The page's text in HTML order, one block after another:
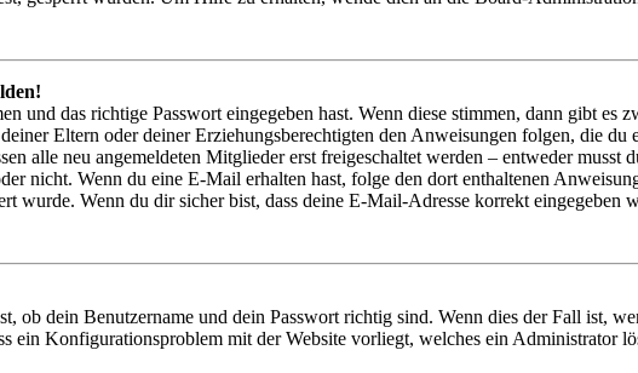
und das richtige Passwort eingegeben hast. Wenn diese stimmen, dann gibt es
Eltern oder deiner Erziehungsberechtigten den Anweisungen folgen, die
alle neu angemeldeten Mitglieder erst freigeschaltet werden – entweder musst
nicht. Wenn du eine E-Mail erhalten hast, folge den dort enthaltenen
wurde. Wenn du dir sicher bist, dass deine E-Mail-Adresse korrekt eingegeben
ob dein Benutzername und dein Passwort richtig sind. Wenn dies der Fall ist,
ein Konfigurationsproblem mit der Website vorliegt, welches ein Administrator